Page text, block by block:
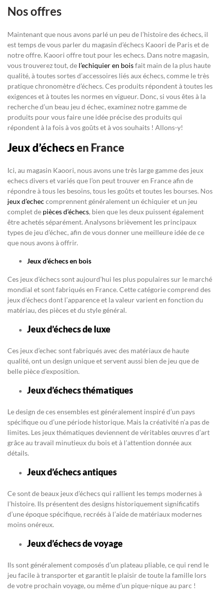
Nos offres
Maintenant que nous avons parlé un peu de l’histoire des échecs, il
est temps de vous parler du magasin d’échecs Kaoori de Paris et de
notre offre. Kaoori offre tout pour les echecs. Dans notre magasin,
vous trouverez tout, de l’echiquier en boisfait main de la plus haute
qualité, à toutes sortes d’accessoires liés aux échecs, comme le très
pratique chronomètre d’échecs. Ces produits répondent à toutes les
exigences et à toutes les normes en vigueur. Donc, si vous êtes à la
recherche d’un beau jeu d échec, examinez notre gamme de
produits pour vous faire une idée précise des produits qui
répondent à la fois à vos goûts et à vos souhaits ! Allons-y!
Jeux d’échecsen France
Ici, au magasin Kaoori, nous avons une très large gamme des jeux
echecs divers et variés que l’on peut trouver en France afin de
répondre à tous les besoins, tous les goûts et toutes les bourses. Nos
jeux d’echec comprennent généralement un échiquier et un jeu
complet de pièces d’échecs, bien que les deux puissent également
être achetés séparément. Analysons brièvement les principaux
types de jeu d’échec, afin de vous donner une meilleure idée de ce
que nous avons à offrir.
Jeux d’échecs en bois
Ces jeux d’échecs sont aujourd’hui les plus populaires sur le marché
mondial et sont fabriqués en France. Cette catégorie comprend des
jeux d’échecs dont l’apparence et la valeur varient en fonction du
matériau, des pièces et du style général.
Jeux d’échecs de luxe
Ces jeux d’echec sont fabriqués avec des matériaux de haute
qualité, ont un design unique et servent aussi bien de jeu que de
belle pièce d’exposition.
Jeux d’échecs thématiques
Le design de ces ensembles est généralement inspiré d’un pays
spécifique ou d’une période historique. Mais la créativité n’a pas de
limites. Les jeux thématiques deviennent de véritables œuvres d’art
grâce au travail minutieux du bois et à l’attention donnée aux
détails.
Jeux d’échecs antiques
Ce sont de beaux jeux d’échecs qui rallient les temps modernes à
l’histoire. Ils présentent des designs historiquement significatifs
d’une époque spécifique, recréés à l’aide de matériaux modernes
moins onéreux.
Jeux d’échecs de voyage
Ils sont généralement composés d’un plateau pliable, ce qui rend le
jeu facile à transporter et garantit le plaisir de toute la famille lors
de votre prochain voyage, ou même d’un pique-nique au parc !